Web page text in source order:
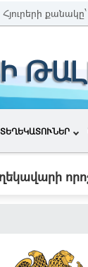
Հյուրերի քանակը՝
ՏԵՂԵԿԱՏՈՒՆԵՐ